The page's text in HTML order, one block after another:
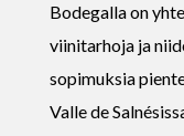
Bodegalla on
viinitarhoja ja
sopimuksia
Valle de